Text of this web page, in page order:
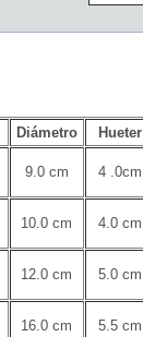
Diámetro Hueter
9.0 cm 4 .0cm
10.0 cm 4.0 cm
12.0 cm 5.0 cm
16.0 cm 5.5 cm